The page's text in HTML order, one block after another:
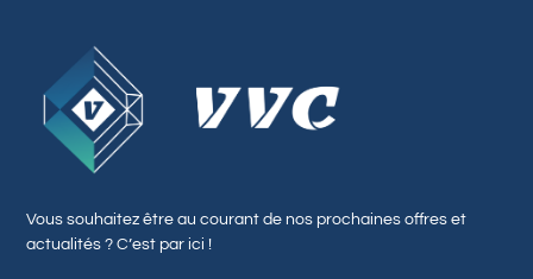
Vous souhaitez être au courant de nos prochaines offres et
actualités ? C’est par ici !